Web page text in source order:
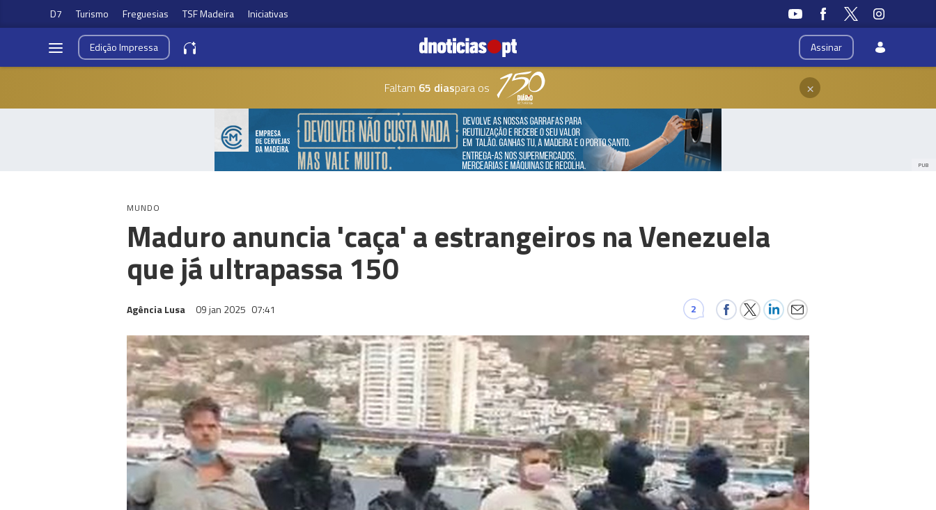
D7 Turismo Freguesias TSF Madeira Iniciativas
Assinar
EdiçãoImpressa
Faltam 65 diaspara os ×
PUB
MUNDO
Maduro anuncia 'caça' a estrangeiros na Venezuela
que já ultrapassa 150
Agência Lusa 09 jan 2025 07:41 2